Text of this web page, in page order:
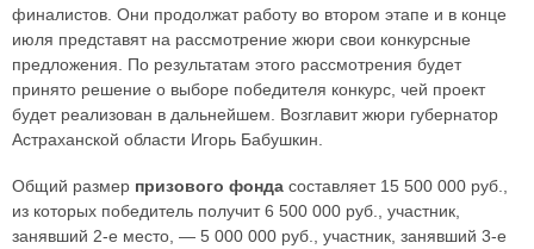
финалистов. Они продолжат работу во втором этапе и в конце
июля представят на рассмотрение жюри свои конкурсные
предложения. По результатам этого рассмотрения будет
принято решение о выборе победителя конкурс, чей проект
будет реализован в дальнейшем. Возглавит жюри губернатор
Астраханской области Игорь Бабушкин.
Общий размер призового фонда составляет 15 500 000 руб.,
из которых победитель получит 6 500 000 руб., участник,
занявший 2-е место, — 5 000 000 руб., участник, занявший 3-е